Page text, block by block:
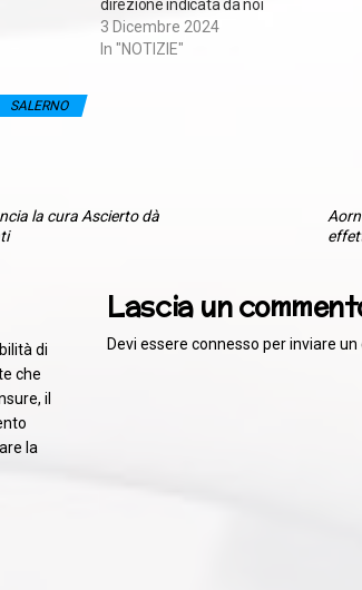
direzione indicata da noi
3 Dicembre 2024
In "NOTIZIE"
SALERNO
la cura Ascierto dà
di
che
il
la
Lascia un
Devi essereconnesso per inviare